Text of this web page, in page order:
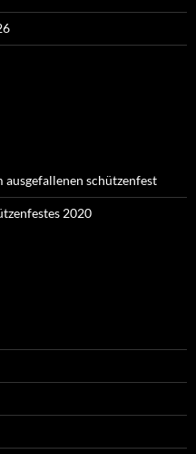
ausgefallenen schützenfest
2020